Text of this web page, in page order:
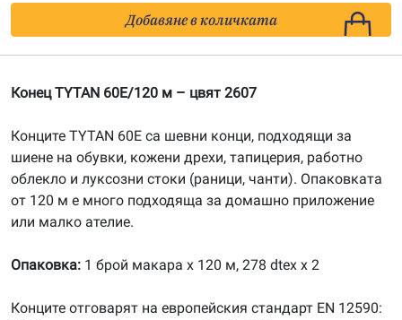
TYTAN
60
цвят
Добавяне в количката
Конец TYTAN 60E/120 м – цвят 2607
Конците TYTAN 60E са шевни конци, подходящи за
шиене на обувки, кожени дрехи, тапицерия, работно
облекло и луксозни стоки (раници, чанти). Опаковката
от 120 м е много подходяща за домашно приложение
или малко ателие.
Опаковка: 1 брой макара х 120 м, 278 dtex x 2
Конците отговарят на европейския стандарт EN 12590: